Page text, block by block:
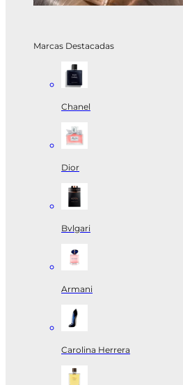
Marcas Destacadas
Chanel
Dior
Bvlgari
Armani
Carolina Herrera